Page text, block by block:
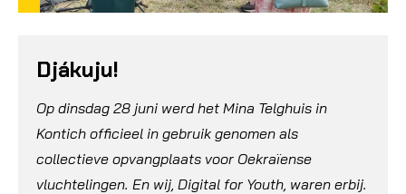
Djákuju!
Op dinsdag 28 juni werd het Mina Telghuis in
Kontich officieel in gebruik genomen als
collectieve opvangplaats voor Oekraïense
vluchtelingen. En wij, Digital for Youth, waren erbij.